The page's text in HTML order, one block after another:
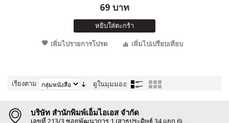
69 บาท
หยิบใส่ตะกร้า
เพิ่มไปรายการโปรด
เพิ่มไปเปรียบเทียบ
เรียงตาม ดูในมุมมอง:
บริษัท สำนักพิมพ์เอ็มไอเอส จำกัด
เลขที่ 213/3 ซอยพัฒนาการ 1 (สาธุประดิษฐ์ 34 แยก 6)